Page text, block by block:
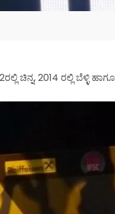
ಚಿನ್ನ, 2014 ರಲ್ಲಿ ಬೆಳ್ಳಿ